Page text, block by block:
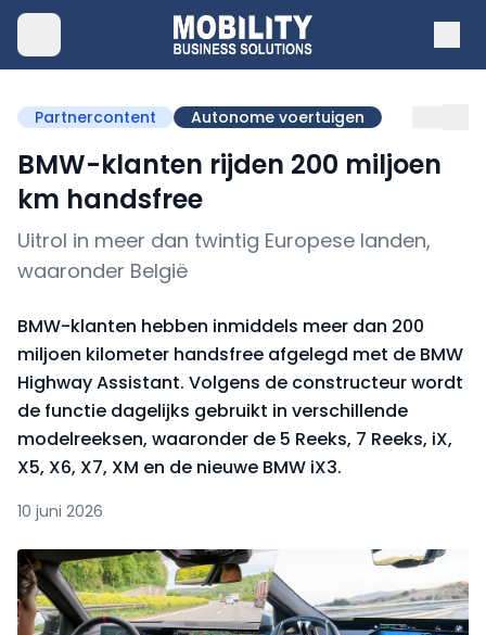
Partnercontent Autonome voertuigen
BMW-klanten rijden 200 miljoen
km handsfree
Uitrol in meer dan twintig Europese landen,
waaronder België
BMW-klanten hebben inmiddels meer dan 200
miljoen kilometer handsfree afgelegd met de BMW
Highway Assistant. Volgens de constructeur wordt
de functie dagelijks gebruikt in verschillende
modelreeksen, waaronder de 5 Reeks, 7 Reeks, iX,
X5, X6, X7, XM en de nieuwe BMW iX3.
10 juni 2026